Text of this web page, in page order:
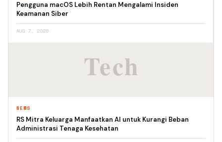
Pengguna macOS Lebih Rentan Mengalami Insiden
Keamanan Siber
AUG 7, 2026
NEWS
RS Mitra Keluarga Manfaatkan AI untuk Kurangi Beban
Administrasi Tenaga Kesehatan